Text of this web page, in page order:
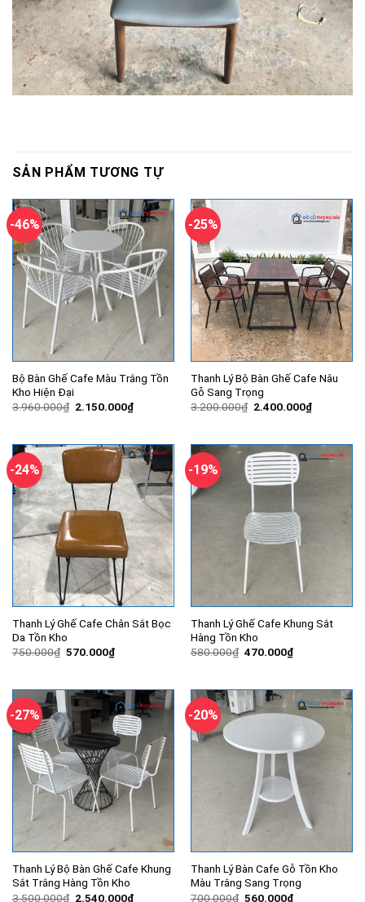
SẢN PHẨM TƯƠNG TỰ
-46%
Bộ Bàn Ghế Cafe Màu Trắng Tồn
Kho Hiện Đại
3.960.000₫ Giá
2.150.000₫Giá
hiện
2.150.000₫.
-25%
Thanh Lý Bộ Bàn Ghế Cafe Nâu
Gỗ Sang Trọng
3.200.000₫ Giá
2.400.000₫Giá
hiện
-24%
Thanh Lý Ghế Cafe Chân Sắt Bọc
Da Tồn Kho
750.000₫ Giá
570.000₫Giá
hiện
570.000₫.
-19%
Thanh Lý Ghế Cafe Khung Sắt
Hàng Tồn Kho
580.000₫ Giá
470.000₫Giá
hiện
470.000₫.
-27%
Thanh Lý Bộ Bàn Ghế Cafe Khung
Sắt Trắng Hàng Tồn Kho
3.500.000₫ Giá
2.540.000₫Giá
-20%
Thanh Lý Bàn Cafe Gỗ Tồn Kho
Màu Trắng Sang Trọng
700.000₫ Giá
560.000₫Giá